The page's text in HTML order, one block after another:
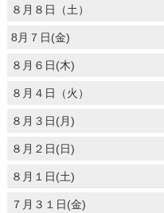
８月８日（土）
8月７日(金)
８月６日(木)
８月４日（火）
８月３日(月)
８月２日(日)
８月１日(土)
７月３１日(金)